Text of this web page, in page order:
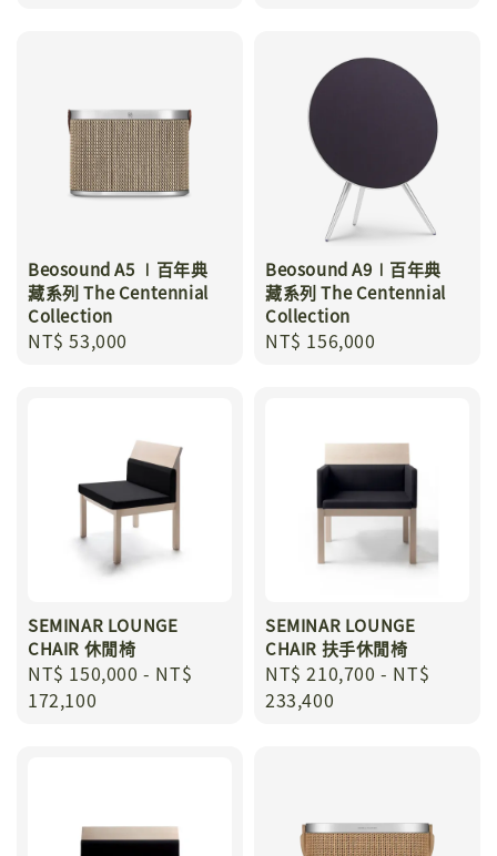
Beosound A5 ∣百年典
藏系列 The Centennial
Collection
Regular
NT$ 53,000
Beosound A9∣百年典
藏系列 The Centennial
Collection
Regular
NT$ 156,000
SEMINAR LOUNGE
CHAIR 休閒椅
Regular
price
NT$ 150,000 - NT$
172,100
SEMINAR LOUNGE
CHAIR 扶手休閒椅
Regular
price
NT$ 210,700 - NT$
233,400